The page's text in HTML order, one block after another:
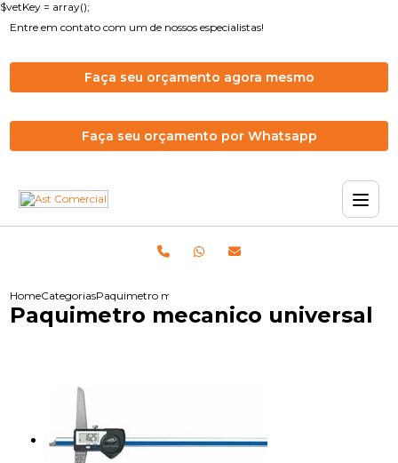
$vetKey = array();
Entre em contato com um de nossos especialistas!
Faça seu orçamento agora mesmo
Faça seu orçamento por Whatsapp
HomeCategoriasPaquimetro mecanico universal
Paquimetro mecanico universal